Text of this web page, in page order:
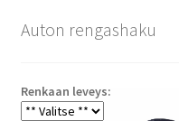
Auton rengashaku
Renkaan leveys: